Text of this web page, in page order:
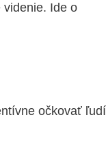
videnie. Ide o
očkovať ľudí